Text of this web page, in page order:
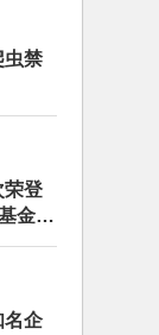
虫禁
荣登
金律
名企